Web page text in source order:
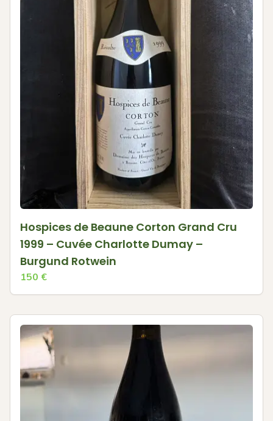
Hospices de Beaune Corton Grand Cru
1999 – Cuvée Charlotte Dumay –
Burgund Rotwein
150 €